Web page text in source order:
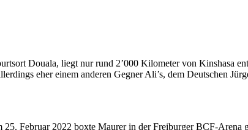
Douala, liegt nur rund 2’000 Kilometer von Kinshasa
eher einem anderen Gegner Ali’s, dem Deutschen
Februar 2022 boxte Maurer in der Freiburger BCF-Arena